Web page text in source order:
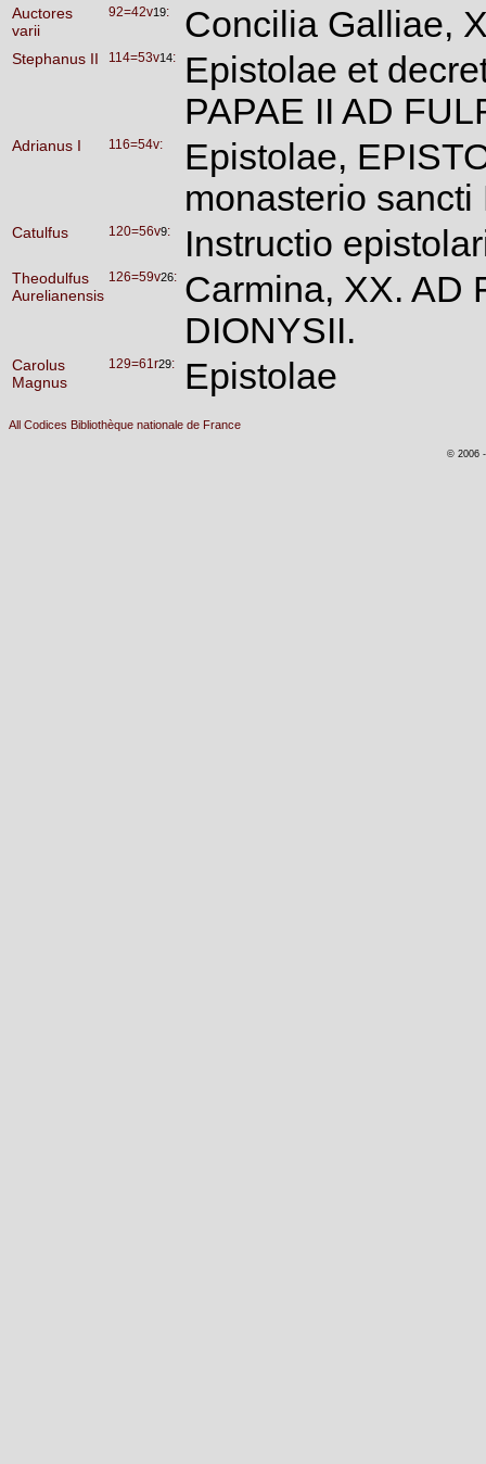
Auctores
varii
92=42v19: Concilia Galliae,
Stephanus II 114=53v14:
Epistolae et
PAPAE II AD
Adrianus I 116=54v:
Epistolae,
monasterio
Catulfus 120=56v9: Instructio
Theodulfus
Aurelianensis
126=59v26: Carmina, XX. AD
DIONYSII.
Carolus
Magnus
129=61r29: Epistolae
All Codices Bibliothèque nationale de France
© 2006